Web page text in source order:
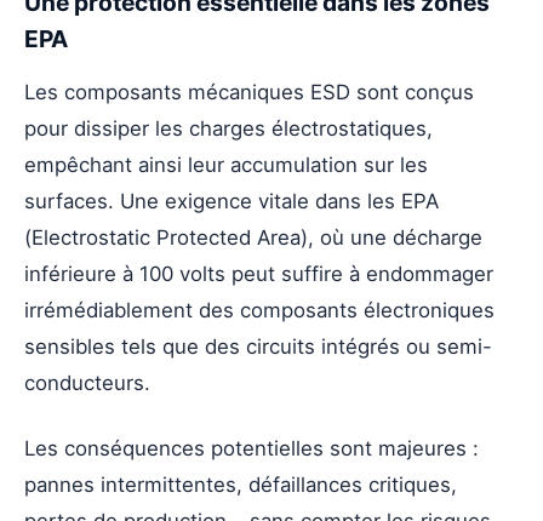
EPA
Les composants mécaniques ESD sont conçus
pour dissiper les charges électrostatiques,
empêchant ainsi leur accumulation sur les
surfaces. Une exigence vitale dans les EPA
(Electrostatic Protected Area), où une décharge
inférieure à 100 volts peut suffire à endommager
irrémédiablement des composants électroniques
sensibles tels que des circuits intégrés ou semi-
conducteurs.
Les conséquences potentielles sont majeures :
pannes intermittentes, défaillances critiques,